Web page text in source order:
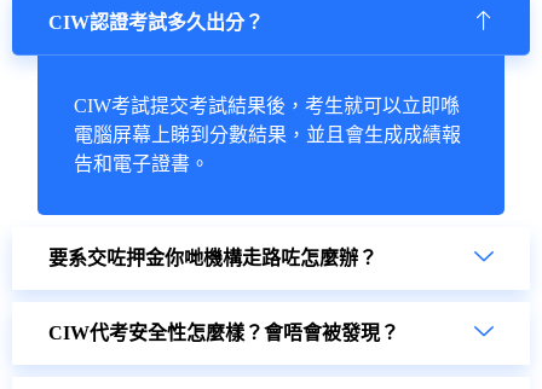
CIW認證考試多久出分？
CIW考試提交考試結果後，考生就可以立即喺
電腦屏幕上睇到分數結果，並且會生成成績報
告和電子證書。
要系交咗押金你哋機構走路咗怎麼辦？
CIW代考安全性怎麼樣？會唔會被發現？